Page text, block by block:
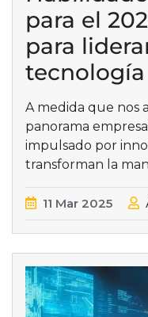
para el
para
tecnología
A medida que nos
panorama
impulsado por
transforman la
11 Mar 2025